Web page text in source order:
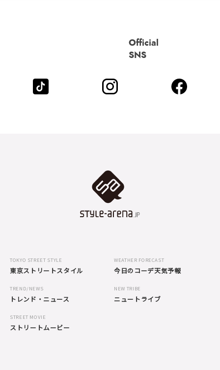
Official
SNS
TOKYO STREET STYLE
東京ストリートスタイル
WEATHER FORECAST
今日のコーデ天気予報
TREND/NEWS
トレンド・ニュース
NEW TRIBE
ニュートライブ
STREET MOVIE
ストリートムービー